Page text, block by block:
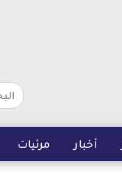
أخبار مرئيات